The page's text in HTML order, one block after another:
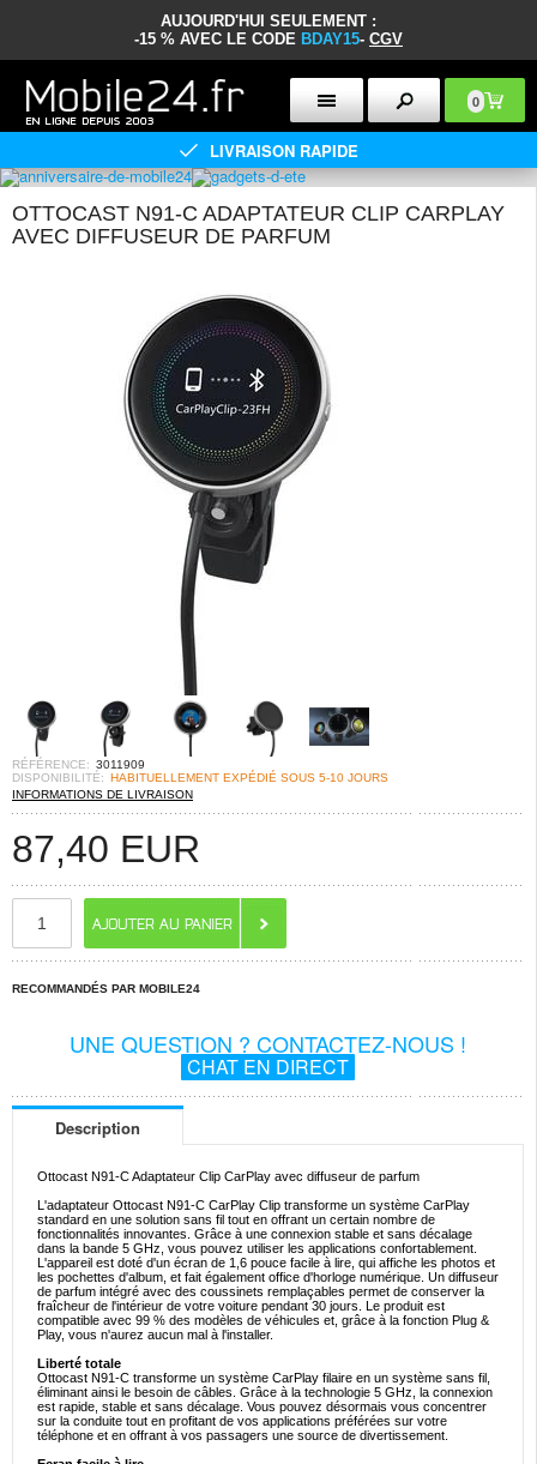
AUJOURD'HUI SEULEMENT :
-15 % AVEC LE CODE BDAY15- CGV
0
LIVRAISON RAPIDE
OTTOCAST N91-C ADAPTATEUR CLIP CARPLAY
AVEC DIFFUSEUR DE PARFUM
RÉFÉRENCE: 3011909
DISPONIBILITÉ: HABITUELLEMENT EXPÉDIÉ SOUS 5-10 JOURS
INFORMATIONS DE LIVRAISON
87,40 EUR
RECOMMANDÉS PAR MOBILE24
UNE QUESTION ? CONTACTEZ-NOUS !
CHAT EN DIRECT
Description
Ottocast N91-C Adaptateur Clip CarPlay avec diffuseur de parfum
L'adaptateur Ottocast N91-C CarPlay Clip transforme un système CarPlay
standard en une solution sans fil tout en offrant un certain nombre de
fonctionnalités innovantes. Grâce à une connexion stable et sans décalage
dans la bande 5 GHz, vous pouvez utiliser les applications confortablement.
L'appareil est doté d'un écran de 1,6 pouce facile à lire, qui affiche les photos et
les pochettes d'album, et fait également office d'horloge numérique. Un diffuseur
de parfum intégré avec des coussinets remplaçables permet de conserver la
fraîcheur de l'intérieur de votre voiture pendant 30 jours. Le produit est
compatible avec 99 % des modèles de véhicules et, grâce à la fonction Plug &
Play, vous n'aurez aucun mal à l'installer.
Liberté totale
Ottocast N91-C transforme un système CarPlay filaire en un système sans fil,
éliminant ainsi le besoin de câbles. Grâce à la technologie 5 GHz, la connexion
est rapide, stable et sans décalage. Vous pouvez désormais vous concentrer
sur la conduite tout en profitant de vos applications préférées sur votre
téléphone et en offrant à vos passagers une source de divertissement.